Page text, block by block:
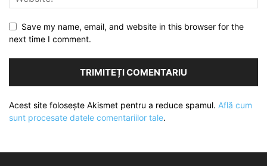
Save my name, email, and website in this browser for the
next time I comment.
Acest site folosește Akismet pentru a reduce spamul. Află cum
sunt procesate datele comentariilor tale.